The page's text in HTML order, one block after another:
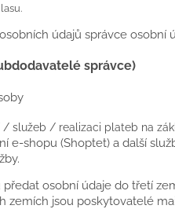
údajů správce osobní
správce)
služeb / realizaci plateb na
e-shopu (Shoptet) a další
osobní údaje do třetí
zemích jsou poskytovatelé